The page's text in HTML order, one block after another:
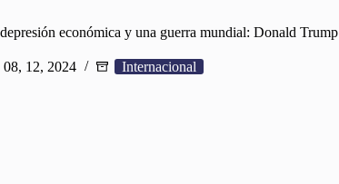
económica y una guerra mundial: Donald Trump
08, 12, 2024 Internacional